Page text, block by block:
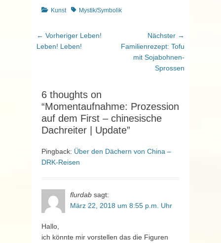
Kategorien
Kunst Schlagworte
Mystik/Symbolik
Beitragsnavigation
← Vorheriger Vorheriger
Beitrag:
Leben!
Leben! Leben!
Nächster →
Familienrezept: Tofu
mit Sojabohnen-
Sprossen
6 thoughts on
“Momentaufnahme: Prozession
auf dem First – chinesische
Dachreiter | Update”
Pingback: Über den Dächern von China –
DRK-Reisen
flurdab sagt:
März 22, 2018 um 8:55 p.m. Uhr
Hallo,
ich könnte mir vorstellen das die Figuren